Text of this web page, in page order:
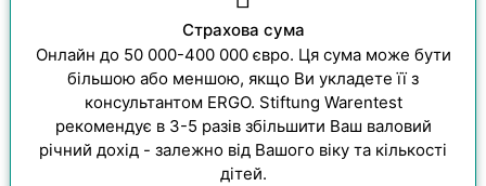
Страхова сума
Онлайн до 50 000-400 000 євро. Ця сума може бути
більшою або меншою, якщо Ви укладете її з
консультантом ERGO. Stiftung Warentest
рекомендує в 3-5 разів збільшити Ваш валовий
річний дохід - залежно від Вашого віку та кількості
дітей.